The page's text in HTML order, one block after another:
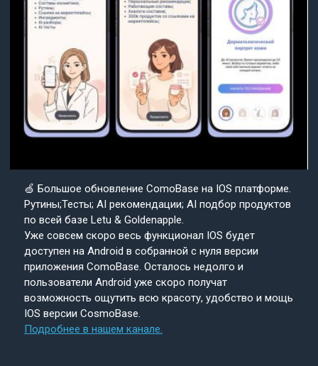
🍏 Большое обновление ComoBase на IOS платформе.
Рутины;Тесты; AI рекомендации; AI подбор продуктов
по всей базе Letu & Goldenapple.
Уже совсем скоро весь функционал IOS будет
доступен на Android в собранной с нуля версии
приложения ComoBase. Осталось недолго и
пользователи Android уже скоро получат
возможность ощутить всю красоту, удобство и мощь
IOS версии CosmoBase.
Подробнее в нашем канале.